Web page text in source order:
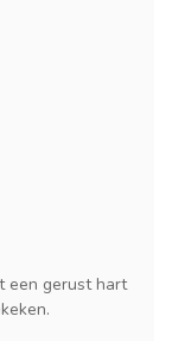
een gerust hart